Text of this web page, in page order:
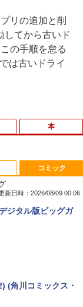
リの追加と削
してから古いド
の手順を怠る
は古いドライ
note CF-SZ5 C
SV7 CF-SV8
ド
ド あり】2023モ
Chromebook G
メモリ4GB/ e
ンチ InnoView
立型 1920*1080
IPS液晶パネル
PC/スマホ/U
【選べる種
モニター E222
本
鋼部材・鋼上部
[ 公益社団法
6.1)【完
トラノイズキャン
ち運びに便利 / IP5
Milli, ATL Jacob
Milli, ATL Jacob
レス 500ml ×24本
含有 水 ミネラル
ろ・は・す 2L P
コミック
新日時：2026/08/09 00:06
ジタル版ビッグガ
(角川コミックス・